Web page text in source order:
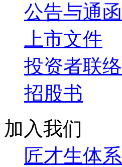
公告与通函
上市文件
投资者联络
招股书
加入我们
匠才生体系